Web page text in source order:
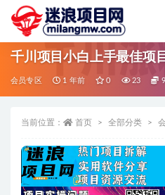
千川项目小白上手最佳项
会员专区 1 年前 0 23
当前位置： 首页 全部分类
全部